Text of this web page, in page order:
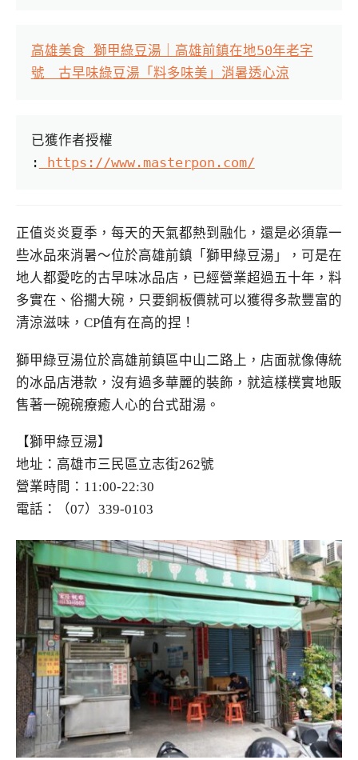
高雄美食 獅甲綠豆湯｜高雄前鎮在地50年老字
號　古早味綠豆湯「料多味美」消暑透心涼
已獲作者授權
:
https://www.masterpon.com/
正值炎炎夏季，每天的天氣都熱到融化，還是必須靠一
些冰品來消暑～位於高雄前鎮「獅甲綠豆湯」，可是在
地人都愛吃的古早味冰品店，已經營業超過五十年，料
多實在、俗擱大碗，只要銅板價就可以獲得多款豐富的
清涼滋味，CP值有在高的捏！
獅甲綠豆湯位於高雄前鎮區中山二路上，店面就像傳統
的冰品店港款，沒有過多華麗的裝飾，就這樣樸實地販
售著一碗碗療癒人心的台式甜湯。
【獅甲綠豆湯】
地址：高雄市三民區立志街262號
營業時間：11:00-22:30
電話：（07）339-0103